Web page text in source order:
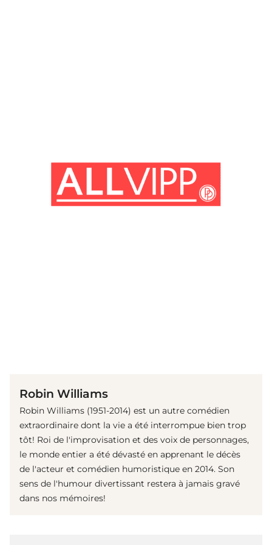
Robin Williams
Robin Williams (1951-2014) est un autre comédien
extraordinaire dont la vie a été interrompue bien trop
tôt! Roi de l'improvisation et des voix de personnages,
le monde entier a été dévasté en apprenant le décès
de l'acteur et comédien humoristique en 2014. Son
sens de l'humour divertissant restera à jamais gravé
dans nos mémoires!